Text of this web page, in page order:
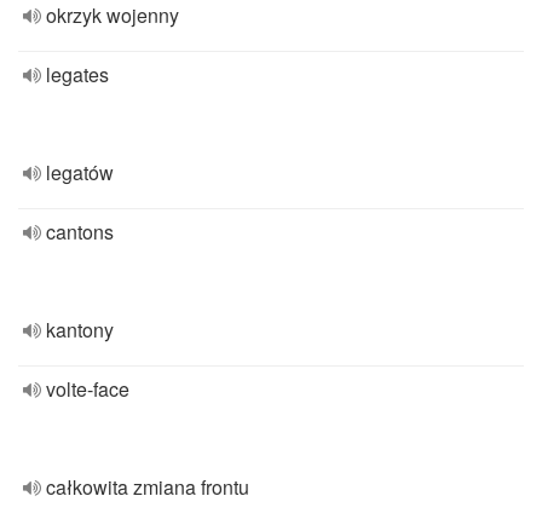
okrzyk wojenny
legates
legatów
cantons
kantony
volte-face
całkowita zmiana frontu